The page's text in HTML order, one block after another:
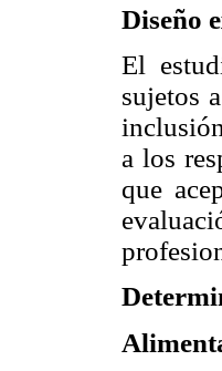
Diseño
El
sujetos
a los
que